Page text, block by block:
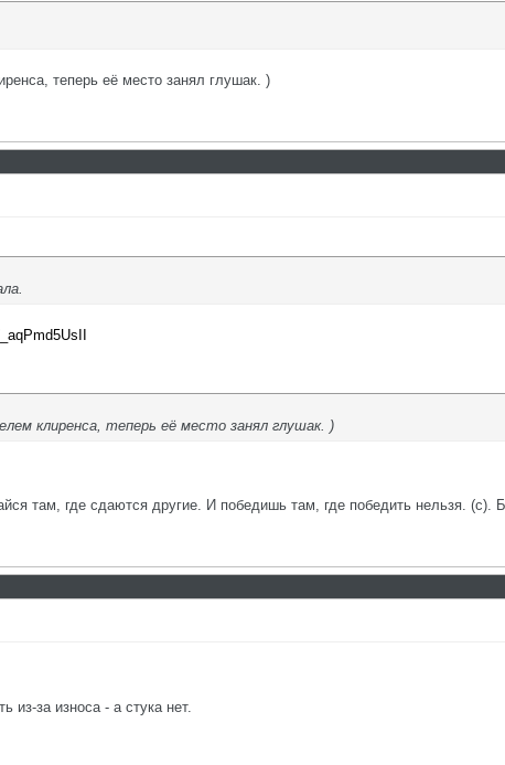
теперь её место занял глушак. )
клиренса, теперь её место занял глушак. )
там, где сдаются другие. И победишь там, где победить нельзя. (с).
из-за износа - а стука нет.